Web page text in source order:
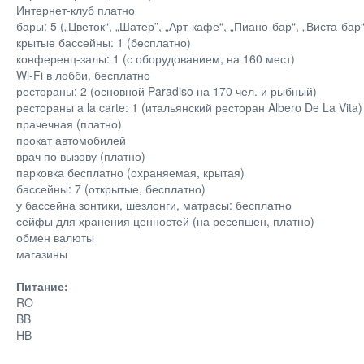
Интернет-клуб платно
бары: 5 („Цветок“, „Шатер”, „Арт-кафе“, „Пиано-бар“, „Виста-
крытые бассейны: 1 (бесплатно)
конференц-залы: 1 (с оборудованием, на 160 мест)
Wi-Fi в лобби, бесплатно
рестораны: 2 (основной Paradiso на 170 чел. и рыбный)
рестораны a la carte: 1 (итальянский ресторан Albero De La Vita)
прачечная (платно)
прокат автомобилей
врач по вызову (платно)
парковка бесплатно (охраняемая, крытая)
бассейны: 7 (открытые, бесплатно)
у бассейна зонтики, шезлонги, матрасы: бесплатно
сейфы для хранения ценностей (на ресепшен, платно)
обмен валюты
магазины
Питание:
RO
BB
HB